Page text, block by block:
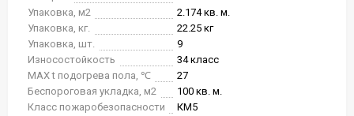
Упаковка, м2
2.174 кв. м.
Упаковка, кг.
22.25 кг
Упаковка, шт.
9
Износостойкость
34 класс
MAX t подогрева пола, ℃
27
Беспороговая укладка, м2
100 кв. м.
Класс пожаробезопасности
КМ5